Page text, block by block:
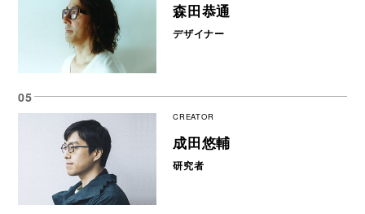
森田恭通
デザイナー
CREATOR
成田悠輔
研究者